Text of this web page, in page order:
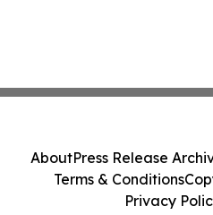
AboutPress Release
Terms & Conditions
Privacy